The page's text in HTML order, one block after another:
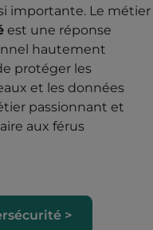
importante. Le métier
est une réponse
hautement
protéger les
et les données
passionnant et
aux férus
>